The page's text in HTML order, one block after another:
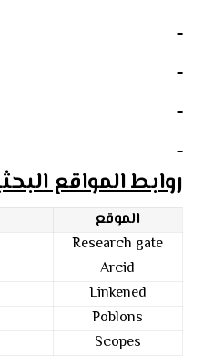
روابط المواقع
الموقع
Research gate
Arcid
Linkened
Poblons
Scopes